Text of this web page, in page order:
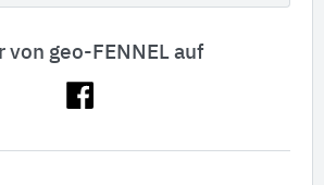
von geo-FENNEL auf